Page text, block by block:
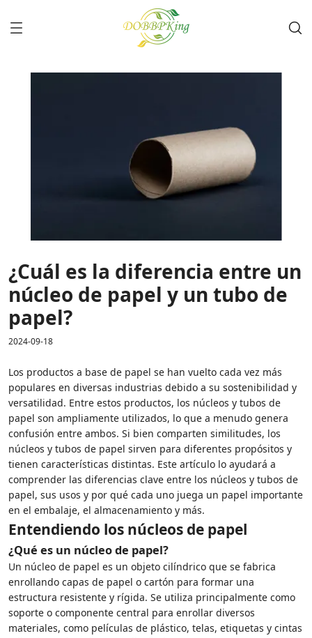
¿Cuál es la diferencia entre un
núcleo de papel y un tubo de
papel?
2024-09-18
Los productos a base de papel se han vuelto cada vez más
populares en diversas industrias debido a su sostenibilidad y
versatilidad. Entre estos productos, los núcleos y tubos de
papel son ampliamente utilizados, lo que a menudo genera
confusión entre ambos. Si bien comparten similitudes, los
núcleos y tubos de papel sirven para diferentes propósitos y
tienen características distintas. Este artículo lo ayudará a
comprender las diferencias clave entre los núcleos y tubos de
papel, sus usos y por qué cada uno juega un papel importante
en el embalaje, el almacenamiento y más.
Entendiendo los núcleos de papel
¿Qué es un núcleo de papel?
Un núcleo de papel es un objeto cilíndrico que se fabrica
enrollando capas de papel o cartón para formar una
estructura resistente y rígida. Se utiliza principalmente como
soporte o componente central para enrollar diversos
materiales, como películas de plástico, telas, etiquetas y cintas